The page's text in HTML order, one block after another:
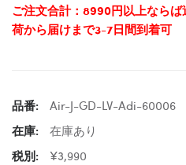
ご注文合計：8990円以上ならば
荷から届けまで3-7日間到着可
品番:
Air-J-GD-LV-Adi-60006
在庫:
在庫あり
税別:
¥3,990